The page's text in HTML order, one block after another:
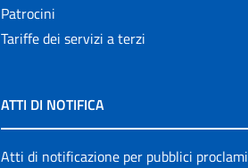
Patrocini
Tariffe dei servizi a terzi
ATTI DI NOTIFICA
Atti di notificazione per pubblici proclami